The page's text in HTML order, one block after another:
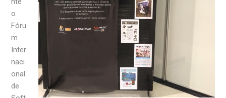
o
Fóru
m
Inter
naci
onal
de